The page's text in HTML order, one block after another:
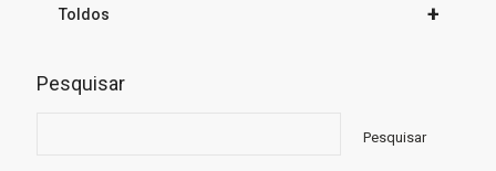
+
Toldos
Pesquisar
Pesquisar